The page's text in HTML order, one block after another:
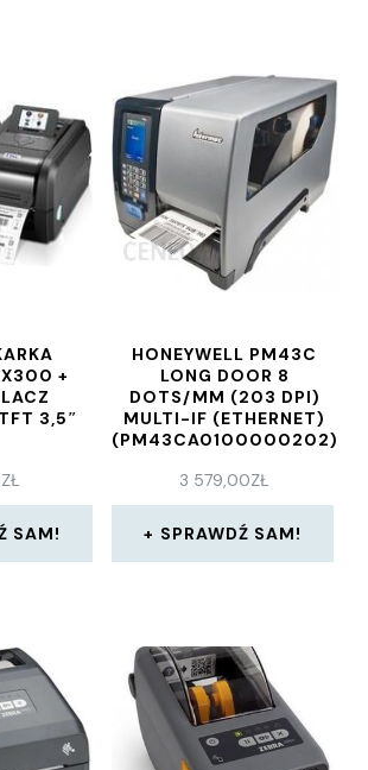
+
3,5″
ZŁ
SAM!
HONEYWELL PM43C
LONG DOOR 8
DOTS/MM (203 DPI)
MULTI-IF (ETHERNET)
(PM43CA0100000202)
3 579,00ZŁ
SPRAWDŹ SAM!